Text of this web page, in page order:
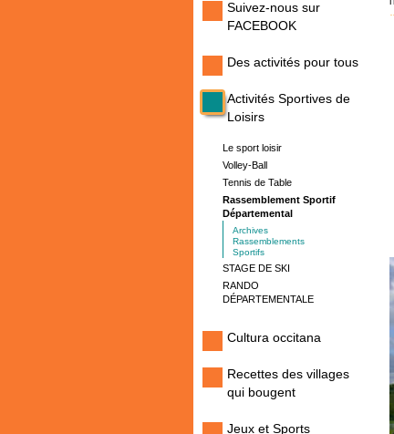
Suivez-nous sur
FACEBOOK
Des activités pour tous
Activités Sportives de
Loisirs
Le sport loisir
Volley-Ball
Tennis de Table
Rassemblement Sportif
Départemental
Archives
Rassemblements
Sportifs
STAGE DE SKI
RANDO
DÉPARTEMENTALE
Cultura occitana
Recettes des villages
qui bougent
Jeux et Sports